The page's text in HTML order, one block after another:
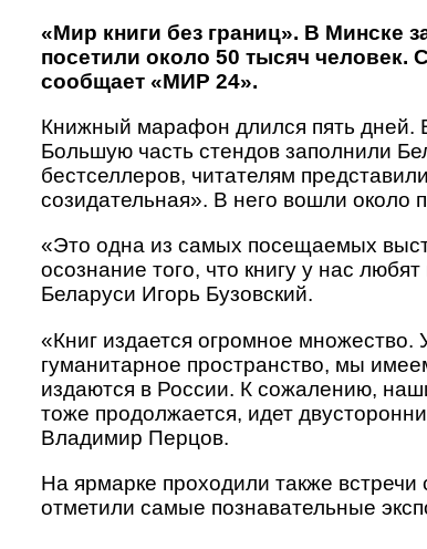
«Мир книги без границ». В Минске
посетили около 50 тысяч человек.
сообщает «МИР 24».
Книжный марафон длился пять дней.
Большую часть стендов заполнили
бестселлеров, читателям
созидательная». В него вошли около
«Это одна из самых посещаемых
осознание того, что книгу у нас
Беларуси Игорь Бузовский.
«Книг издается огромное множество.
гуманитарное пространство, мы
издаются в России. К сожалению,
тоже продолжается, идет
Владимир Перцов.
На ярмарке проходили также
отметили самые познавательные